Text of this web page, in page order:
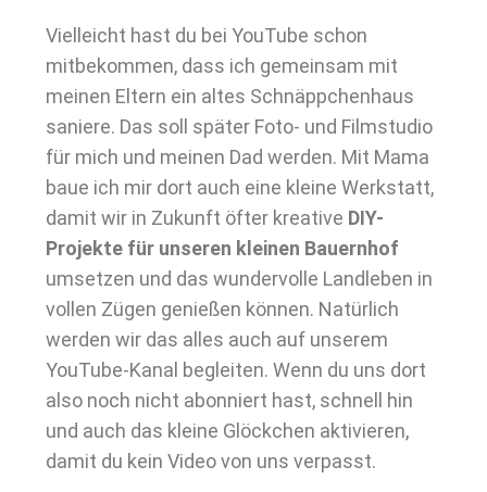
Vielleicht hast du bei YouTube schon
mitbekommen, dass ich gemeinsam mit
meinen Eltern ein altes Schnäppchenhaus
saniere. Das soll später Foto- und Filmstudio
für mich und meinen Dad werden. Mit Mama
baue ich mir dort auch eine kleine Werkstatt,
damit wir in Zukunft öfter kreative DIY-
Projekte für unseren kleinen Bauernhof
umsetzen und das wundervolle Landleben in
vollen Zügen genießen können. Natürlich
werden wir das alles auch auf unserem
YouTube-Kanal begleiten. Wenn du uns dort
also noch nicht abonniert hast, schnell hin
und auch das kleine Glöckchen aktivieren,
damit du kein Video von uns verpasst.